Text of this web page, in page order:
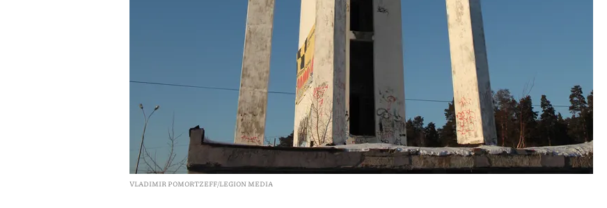
VLADIMIR POMORTZEFF/LEGION MEDIA